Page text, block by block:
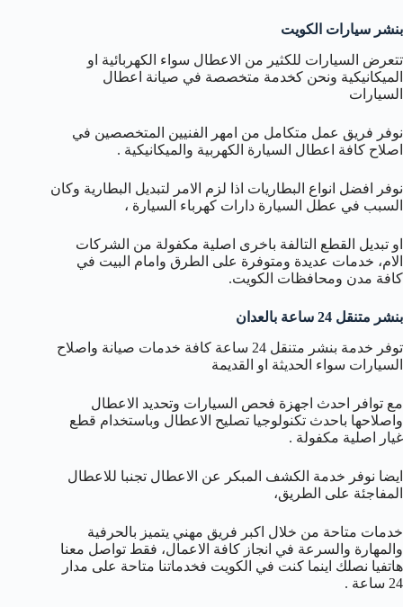
بنشر سيارات الكويت
تتعرض السيارات للكثير من الاعطال سواء الكهربائية او
الميكانيكية ونحن كخدمة متخصصة في صيانة اعطال
السيارات
نوفر فريق عمل متكامل من امهر الفنيين المتخصصين في
اصلاح كافة اعطال السيارة الكهربية والميكانيكية .
نوفر افضل انواع البطاريات اذا لزم الامر لتبديل البطارية وكان
السبب في عطل السيارة دارات كهرباء السيارة ،
او تبديل القطع التالفة باخرى اصلية مكفولة من الشركات
الام، خدمات عديدة ومتوفرة على الطرق وامام البيت في
كافة مدن ومحافظات الكويت.
بنشر متنقل 24 ساعة بالعدان
توفر خدمة بنشر متنقل 24 ساعة كافة خدمات صيانة واصلاح
السيارات سواء الحديثة او القديمة
مع توافر احدث اجهزة فحص السيارات وتحديد الاعطال
واصلاحها باحدث تكنولوجيا تصليح الاعطال وباستخدام قطع
غيار اصلية مكفولة .
ايضا نوفر خدمة الكشف المبكر عن الاعطال تجنبا للاعطال
المفاجئة على الطريق،
خدمات متاحة من خلال اكبر فريق مهني يتميز بالحرفية
والمهارة والسرعة في انجاز كافة الاعمال، فقط تواصل معنا
هاتفيا نصلك اينما كنت في الكويت فخدماتنا متاحة على مدار
24 ساعة .